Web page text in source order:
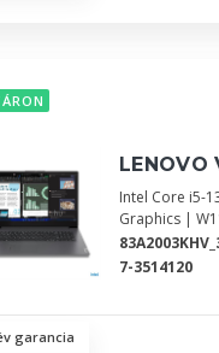
LENOVO
Intel Core i5-
Graphics |
7-3514120
garancia